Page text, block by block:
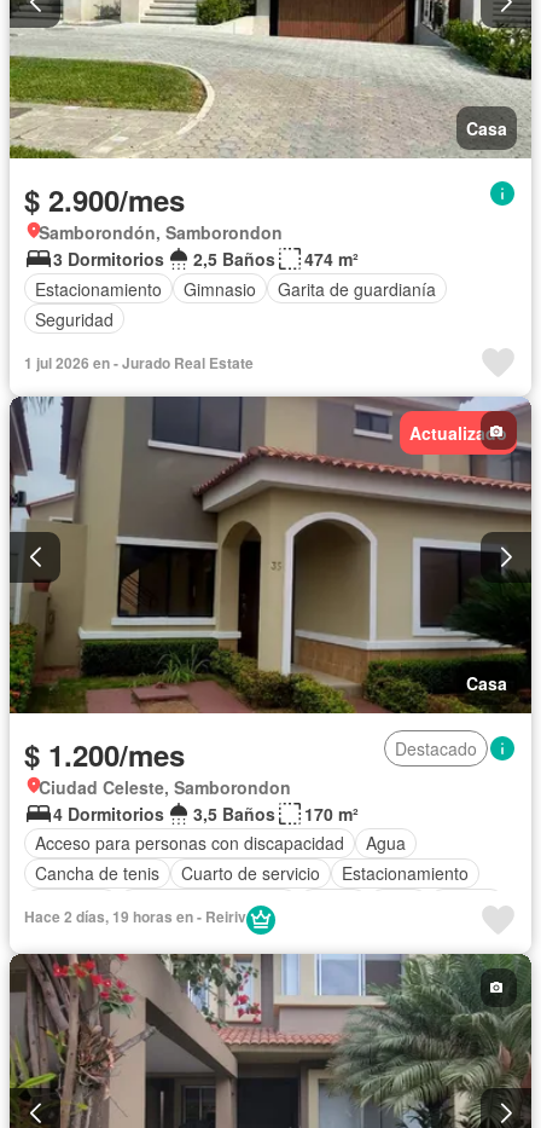
Casa
$ 2.900/mes
Samborondón, Samborondon
3 Dormitorios
2,5 Baños
474 m²
Estacionamiento
Gimnasio
Garita de guardianía
Seguridad
1 jul 2026 en - Jurado Real Estate
Actualizado
Casa
$ 1.200/mes
Destacado
Ciudad Celeste, Samborondon
4 Dormitorios
3,5 Baños
170 m²
Acceso para personas con discapacidad
Agua
Cancha de tenis
Cuarto de servicio
Estacionamiento
Garita de guardianía
Piscina
Hace 2 días, 19 horas en - Reiriv